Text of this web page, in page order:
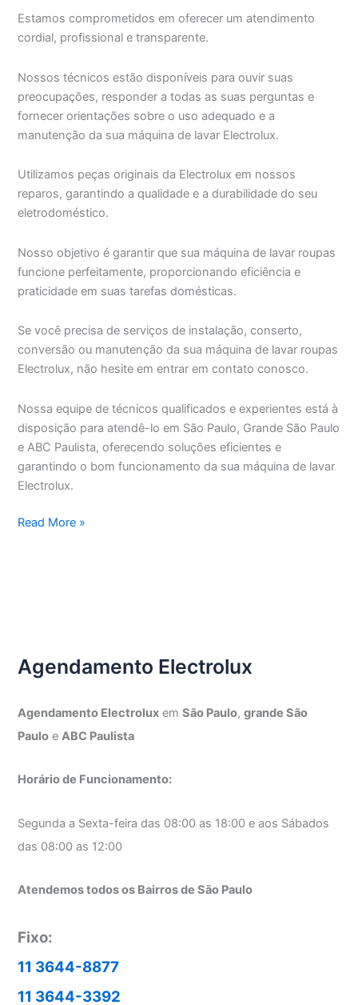
Estamos comprometidos em oferecer um atendimento
cordial, profissional e transparente.
Nossos técnicos estão disponíveis para ouvir suas
preocupações, responder a todas as suas perguntas e
fornecer orientações sobre o uso adequado e a
manutenção da sua máquina de lavar Electrolux.
Utilizamos peças originais da Electrolux em nossos
reparos, garantindo a qualidade e a durabilidade do seu
eletrodoméstico.
Nosso objetivo é garantir que sua máquina de lavar roupas
funcione perfeitamente, proporcionando eficiência e
praticidade em suas tarefas domésticas.
Se você precisa de serviços de instalação, conserto,
conversão ou manutenção da sua máquina de lavar roupas
Electrolux, não hesite em entrar em contato conosco.
Nossa equipe de técnicos qualificados e experientes está à
disposição para atendê-lo em São Paulo, Grande São Paulo
e ABC Paulista, oferecendo soluções eficientes e
garantindo o bom funcionamento da sua máquina de lavar
Electrolux.
Assistência
Read More »
Agendamento Electrolux
Agendamento Electrolux emSão Paulo,grande São
Paulo eABC Paulista
Horário de Funcionamento:
Segunda a Sexta-feira das 08:00 as 18:00 e aos Sábados
das 08:00 as 12:00
Atendemos todos os Bairros de São Paulo
Fixo:
11 3644-8877
11 3644-3392